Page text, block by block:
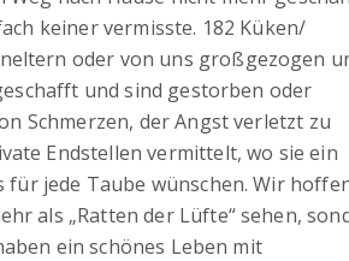
keiner vermisste. 182 Küken/
oder von uns großgezogen
und sind gestorben oder
Schmerzen, der Angst verletzt zu
Endstellen vermittelt, wo sie ein
jede Taube wünschen. Wir
als „Ratten der Lüfte“ sehen,
ein schönes Leben mit